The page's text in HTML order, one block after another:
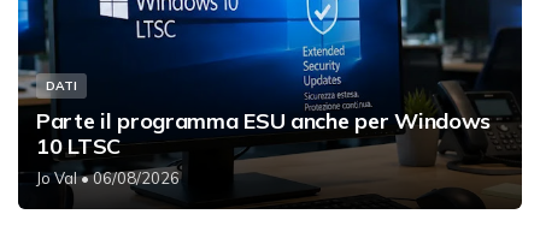
DATI
Parte il programma ESU anche per Windows
10 LTSC
Jo Val• 06/08/2026